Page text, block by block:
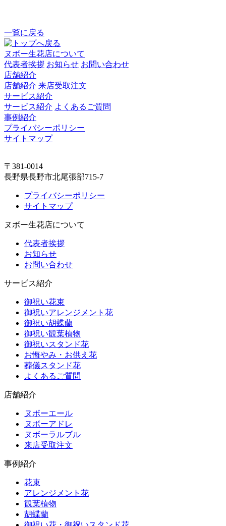
一覧に戻る
ヌボー生花店について
代表者挨拶 お知らせ お問い合わせ
店舗紹介
店舗紹介 来店受取注文
サービス紹介
サービス紹介 よくあるご質問
事例紹介
プライバシーポリシー
サイトマップ
〒381-0014
長野県長野市北尾張部715-7
プライバシーポリシー
サイトマップ
ヌボー生花店について
代表者挨拶
お知らせ
お問い合わせ
サービス紹介
御祝い花束
御祝いアレンジメント花
御祝い胡蝶蘭
御祝い観葉植物
御祝いスタンド花
お悔やみ・お供え花
葬儀スタンド花
よくあるご質問
店舗紹介
ヌボーエール
ヌボーアドレ
ヌボーラルブル
来店受取注文
事例紹介
花束
アレンジメント花
観葉植物
胡蝶蘭